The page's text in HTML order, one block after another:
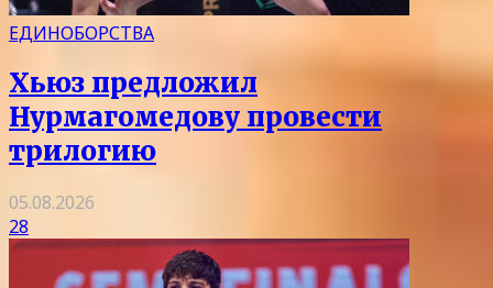
ЕДИНОБОРСТВА
Хьюз предложил
Нурмагомедову провести
трилогию
05.08.2026
28